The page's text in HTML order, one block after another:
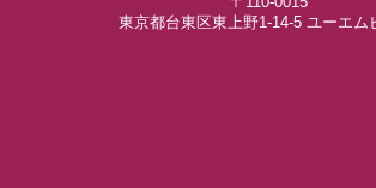
東京都台東区東上野1-14-5 ユーエム